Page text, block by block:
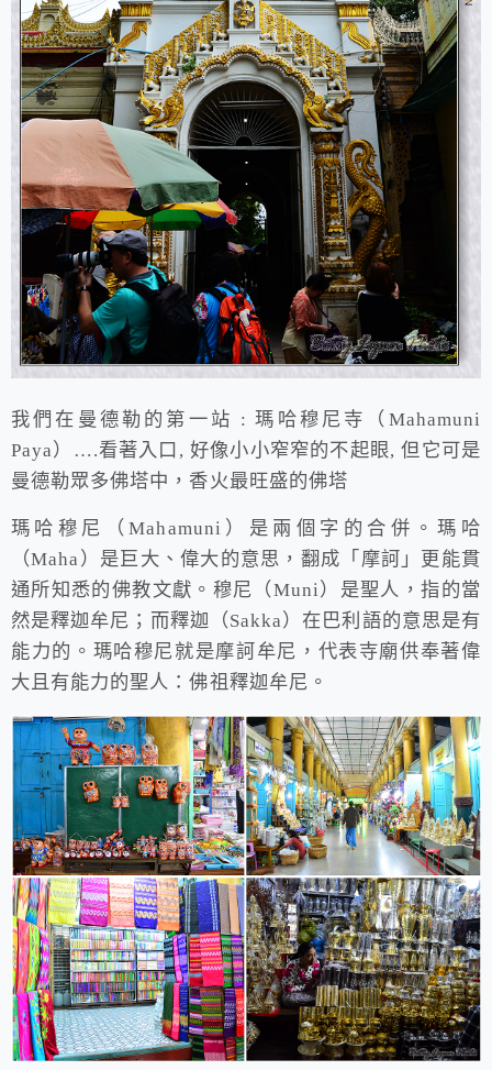
我們在曼德勒的第一站 : 瑪哈穆尼寺（Mahamuni
Paya）….看著入口, 好像小小窄窄的不起眼, 但它可是
曼德勒眾多佛塔中，香火最旺盛的佛塔
瑪哈穆尼（Mahamuni）是兩個字的合併。瑪哈
（Maha）是巨大、偉大的意思，翻成「摩訶」更能貫
通所知悉的佛教文獻。穆尼（Muni）是聖人，指的當
然是釋迦牟尼；而釋迦（Sakka）在巴利語的意思是有
能力的。瑪哈穆尼就是摩訶牟尼，代表寺廟供奉著偉
大且有能力的聖人：佛祖釋迦牟尼。